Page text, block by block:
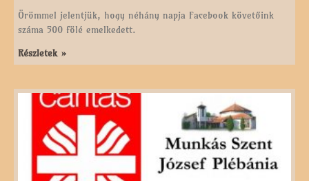
Örömmel jelentjük, hogy néhány napja Facebook követőink
száma 500 fölé emelkedett.
Részletek »